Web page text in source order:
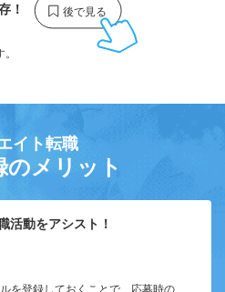
！
イト転職
のメリット
活動をアシスト！
を登録しておくことで、応募時の